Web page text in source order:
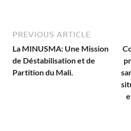
PREVIOUS ARTICLE
La MINUSMA: Une Mission
de Déstabilisation et de
Partition du Mali.